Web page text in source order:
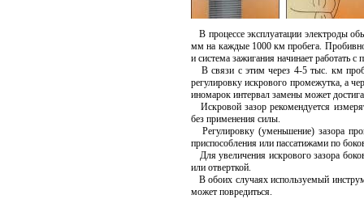
В процессе эксплуатации электроды
мм на каждые 1000 км пробега.
и система зажигания начинает работать с
В связи с этим через 4-5 тыс. км
регулировку искрового промежутка, а
иномарок интервал замены может
Искровой зазор рекомендуется
без применения силы.
Регулировку (уменьшение) зазора
приспособления или пассатижами по
Для увеличения искрового зазора
или отверткой.
В обоих случаях используемый
может повредиться.